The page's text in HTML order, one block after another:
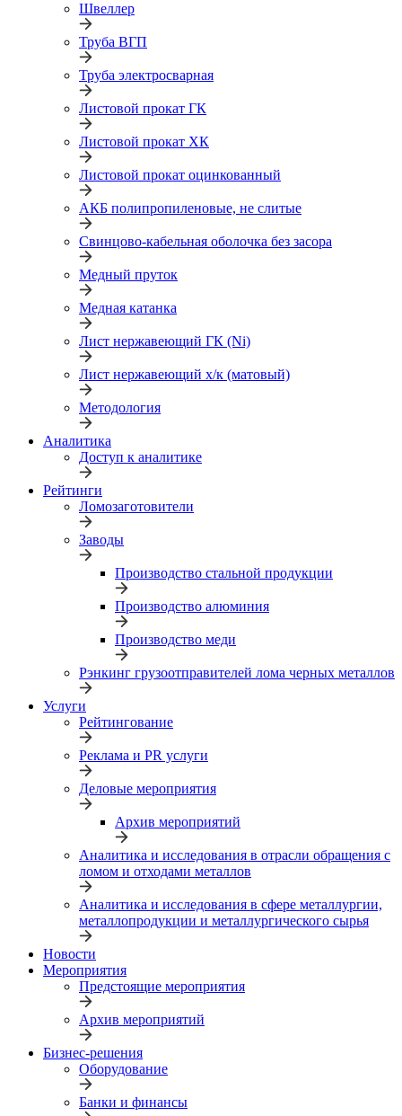
Швеллер
Труба ВГП
Труба электросварная
Листовой прокат ГК
Листовой прокат ХК
Листовой прокат оцинкованный
АКБ полипропиленовые, не слитые
Свинцово-кабельная оболочка без засора
Медный пруток
Медная катанка
Лист нержавеющий ГК (Ni)
Лист нержавеющий х/к (матовый)
Методология
Аналитика
Доступ к аналитике
Рейтинги
Ломозаготовители
Заводы
Производство стальной продукции
Производство алюминия
Производство меди
Рэнкинг грузоотправителей лома черных металлов
Услуги
Рейтингование
Реклама и PR услуги
Деловые мероприятия
Архив мероприятий
Аналитика и исследования в отрасли обращения с
ломом и отходами металлов
Аналитика и исследования в сфере металлургии,
металлопродукции и металлургического сырья
Новости
Мероприятия
Предстоящие мероприятия
Архив мероприятий
Бизнес-решения
Оборудование
Банки и финансы